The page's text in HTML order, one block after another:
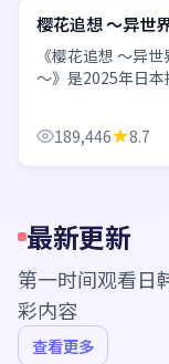
作精良，粉丝向与
兼顾。 欢迎通过日
日本
樱花追想 ～异世
《樱花追想 ～异
～》是2025年日本
之介、有村架纯等
日常系与奇幻元素
189,446 8.7
最新更新
第一时间观看日
彩内容
查看更多